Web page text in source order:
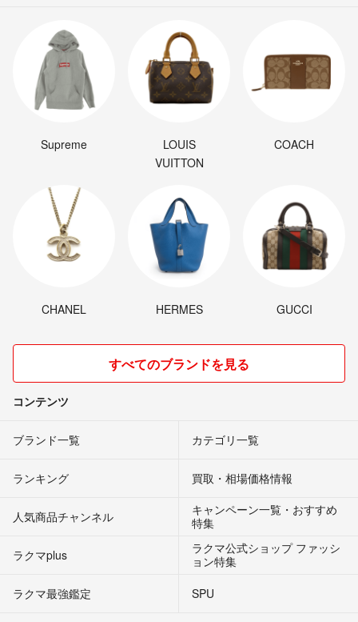
Supreme
LOUIS
VUITTON
COACH
CHANEL HERMES GUCCI
すべてのブランドを見る
コンテンツ
ブランド一覧 カテゴリ一覧
ランキング 買取・相場価格情報
人気商品チャンネル
キャンペーン一覧・おすすめ
特集
ラクマplus
ラクマ公式ショップ ファッシ
ョン特集
ラクマ最強鑑定
SPU